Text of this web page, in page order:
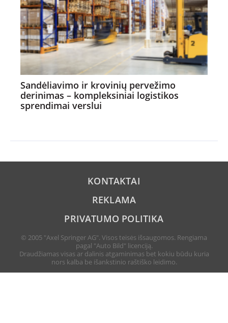
Sandėliavimo ir krovinių pervežimo
derinimas – kompleksiniai logistikos
sprendimai verslui
KONTAKTAI
REKLAMA
PRIVATUMO POLITIKA
© 2005 "Axel Springer AG". Visos teisės išsaugomos. Rengiama
pagal "Auto Bild" licenciją.
Draudžiamas visas ar dalinis atgaminimas bet kokiu būdu kuria
nors kalba be išankstinio raštiško leidimo.